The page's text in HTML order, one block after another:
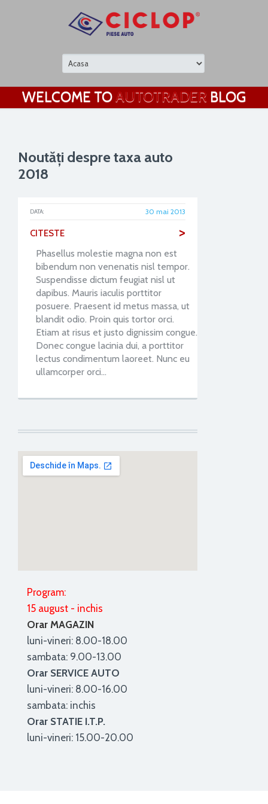
WELCOME TOAUTOTRADER BLOG
Noutăți despre taxa auto
2018
DATA: 30 mai 2013
CITESTE >
Phasellus molestie magna non est
bibendum non venenatis nisl tempor.
Suspendisse dictum feugiat nisl ut
dapibus. Mauris iaculis porttitor
posuere. Praesent id metus massa, ut
blandit odio. Proin quis tortor orci.
Etiam at risus et justo dignissim congue.
Donec congue lacinia dui, a porttitor
lectus condimentum laoreet. Nunc eu
ullamcorper orci…
Program:
15 august - inchis
Orar MAGAZIN
luni-vineri: 8.00-18.00
sambata: 9.00-13.00
Orar SERVICE AUTO
luni-vineri: 8.00-16.00
sambata: inchis
Orar STATIE I.T.P.
luni-vineri: 15.00-20.00